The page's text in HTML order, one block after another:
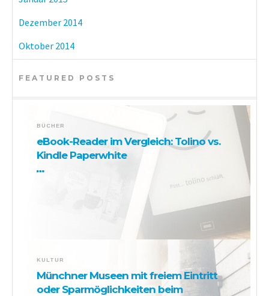
Dezember 2014
Oktober 2014
FEATURED POSTS
BÜCHER
eBook-Reader im Vergleich: Tolino vs.
Kindle Paperwhite
KULTUR
Münchner Museen mit freiem Eintritt
oder Sparmöglichkeiten beim